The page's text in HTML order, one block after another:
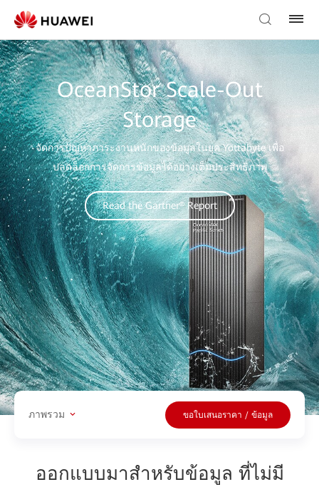
OceanStor Scale-Out
Storage
จัดการปัญหาภาระงานหนักของข้อมูลในยุค Yottabyte เพื่อ
ปลดล็อกการจัดการข้อมูลได้อย่างเต็มประสิทธิภาพ
Read the Gartner® Report
ภาพรวม ขอใบเสนอราคา / ข้อมูล
ออกแบบมาสำหรับข้อมูล ที่ไม่มี